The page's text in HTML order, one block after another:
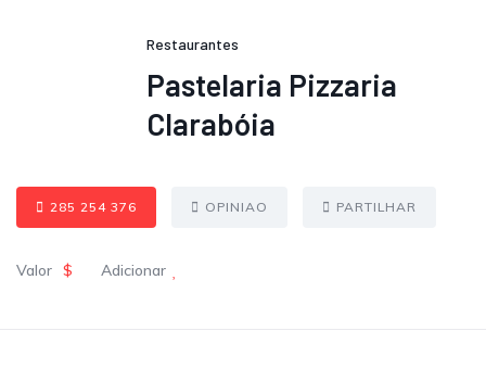
Restaurantes
Pastelaria Pizzaria
Clarabóia
285 254 376 OPINIAO PARTILHAR
Valor $ Adicionar